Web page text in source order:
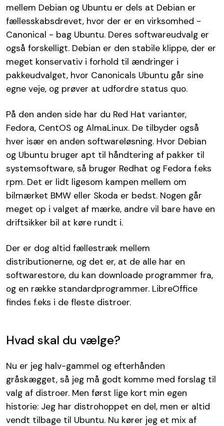
mellem Debian og Ubuntu er dels at Debian er
fællesskabsdrevet, hvor der er en virksomhed -
Canonical - bag Ubuntu. Deres softwareudvalg er
også forskelligt. Debian er den stabile klippe, der er
meget konservativ i forhold til ændringer i
pakkeudvalget, hvor Canonicals Ubuntu går sine
egne veje, og prøver at udfordre status quo.
På den anden side har du Red Hat varianter,
Fedora, CentOS og AlmaLinux. De tilbyder også
hver især en anden softwareløsning. Hvor Debian
og Ubuntu bruger apt til håndtering af pakker til
systemsoftware, så bruger Redhat og Fedora f.eks
rpm. Det er lidt ligesom kampen mellem om
bilmærket BMW eller Skoda er bedst. Nogen går
meget op i valget af mærke, andre vil bare have en
driftsikker bil at køre rundt i.
Der er dog altid fællestræk mellem
distributionerne, og det er, at de alle har en
softwarestore, du kan downloade programmer fra,
og en række standardprogrammer. LibreOffice
findes f.eks i de fleste distroer.
Hvad skal du vælge?
Nu er jeg halv-gammel og efterhånden
gråskægget, så jeg må godt komme med forslag til
valg af distroer. Men først lige kort min egen
historie: Jeg har distrohoppet en del, men er altid
vendt tilbage til Ubuntu. Nu kører jeg et mix af